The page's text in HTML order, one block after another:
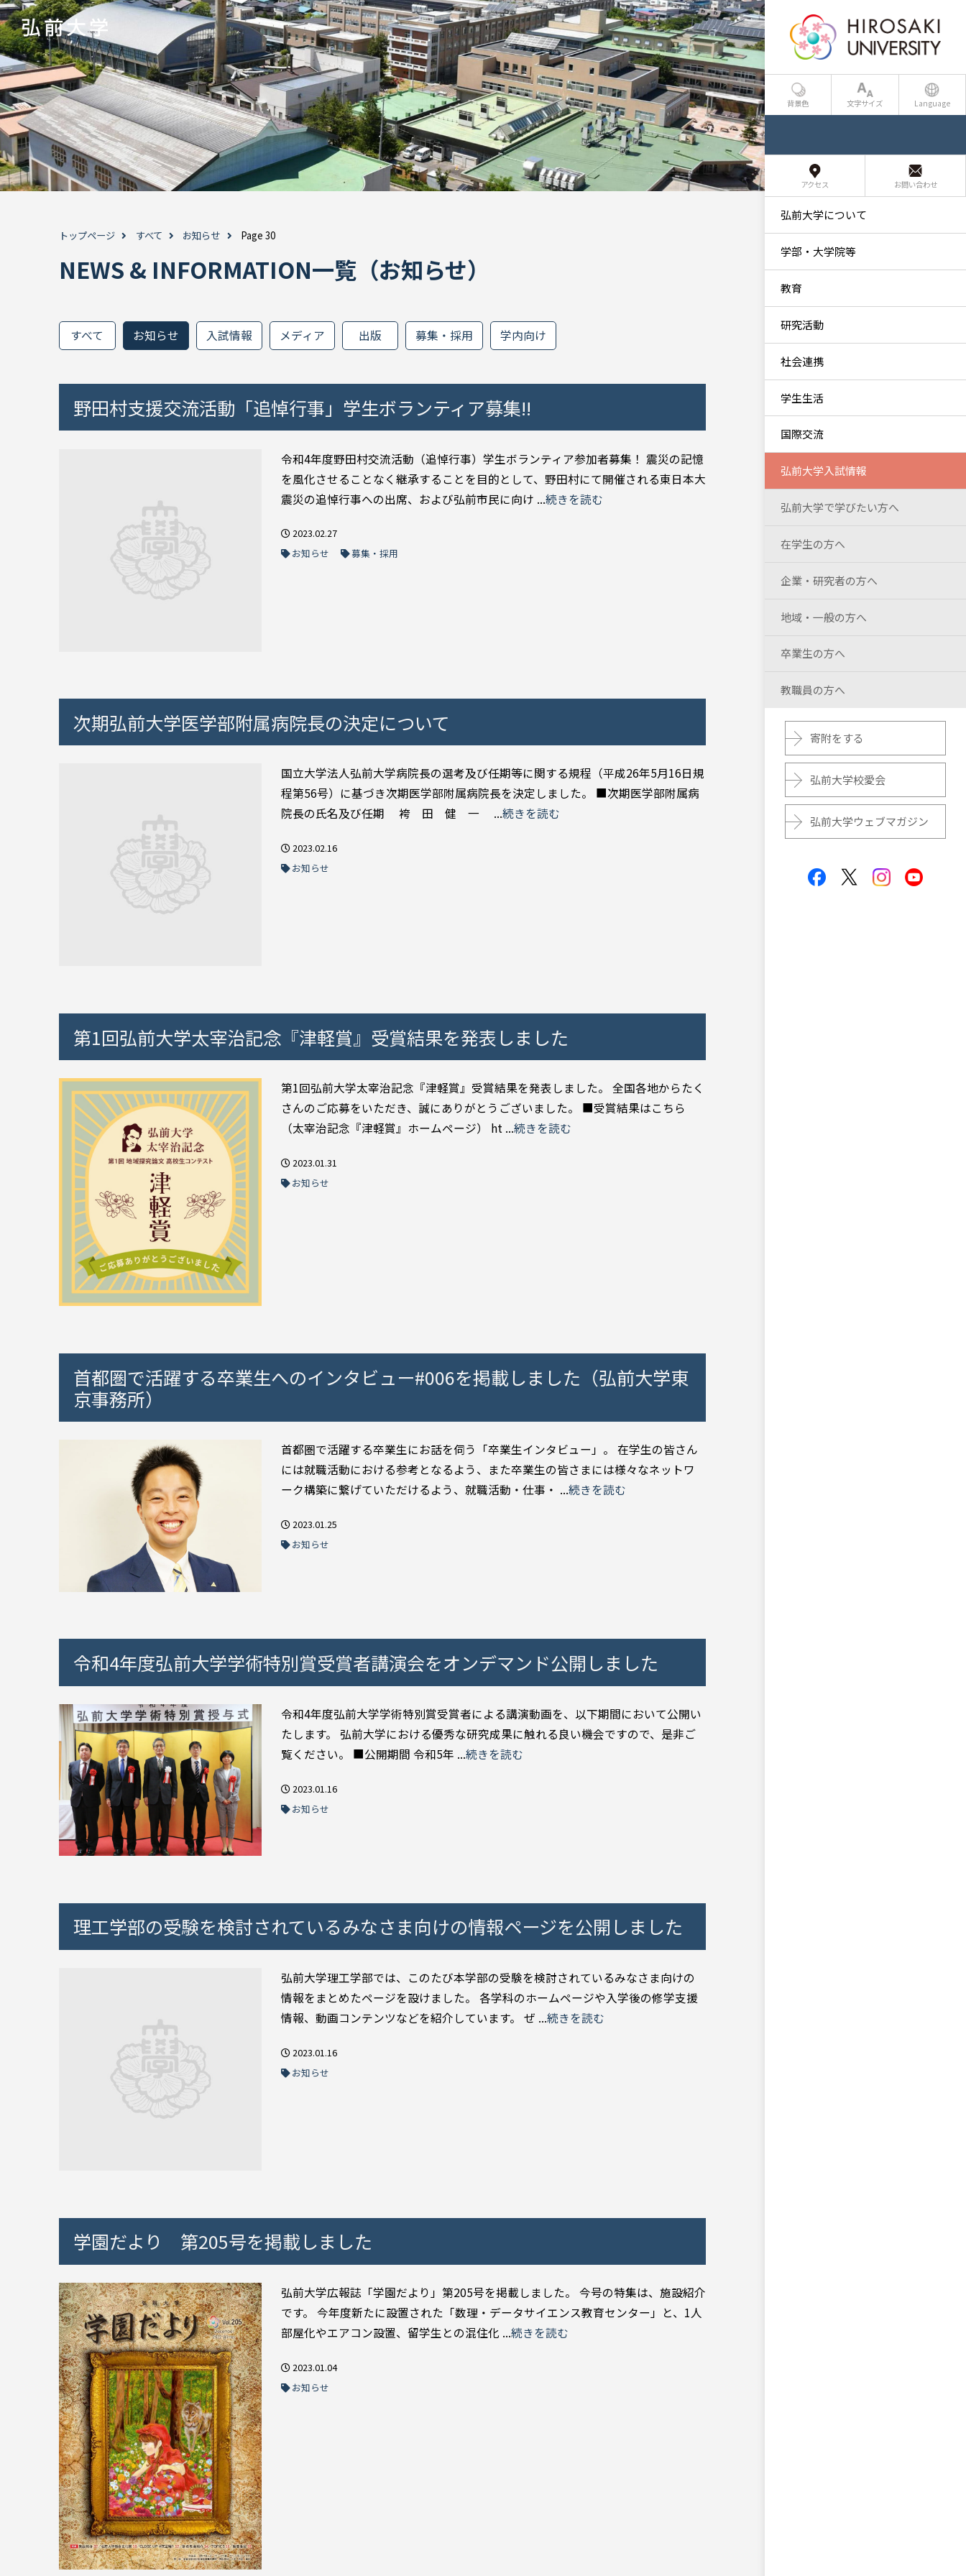
トップページ すべて お知らせ Page 30
NEWS & INFORMATION一覧（お知らせ）
すべて お知らせ 入試情報 メディア 出版 募集・採用 学内向け
野田村支援交流活動「追悼行事」学生ボランティア募集!!
令和4年度野田村交流活動（追悼行事）学生ボランティア参加者募集！ 震災の記憶
を風化させることなく継承することを目的として、野田村にて開催される東日本大
震災の追悼行事への出席、および弘前市民に向け ...続きを読む
2023.02.27
お知らせ
募集・採用
次期弘前大学医学部附属病院長の決定について
国立大学法人弘前大学病院長の選考及び任期等に関する規程（平成26年5月16日規
程第56号）に基づき次期医学部附属病院長を決定しました。 ■次期医学部附属病
院長の氏名及び任期 袴 田 健 一 ...続きを読む
2023.02.16
お知らせ
第1回弘前大学太宰治記念『津軽賞』受賞結果を発表しました
第1回弘前大学太宰治記念『津軽賞』受賞結果を発表しました。 全国各地からたく
さんのご応募をいただき、誠にありがとうございました。 ■受賞結果はこちら
（太宰治記念『津軽賞』ホームページ） ht ...続きを読む
2023.01.31
お知らせ
首都圏で活躍する卒業生へのインタビュー#006を掲載しました（弘前大学東
京事務所）
首都圏で活躍する卒業生にお話を伺う「卒業生インタビュー」。 在学生の皆さん
には就職活動における参考となるよう、また卒業生の皆さまには様々なネットワ
ーク構築に繋げていただけるよう、就職活動・仕事・ ...続きを読む
2023.01.25
お知らせ
令和4年度弘前大学学術特別賞受賞者講演会をオンデマンド公開しました
令和4年度弘前大学学術特別賞受賞者による講演動画を、以下期間において公開い
たします。 弘前大学における優秀な研究成果に触れる良い機会ですので、是非ご
覧ください。 ■公開期間 令和5年 ...続きを読む
2023.01.16
お知らせ
理工学部の受験を検討されているみなさま向けの情報ページを公開しました
弘前大学理工学部では、このたび本学部の受験を検討されているみなさま向けの
情報をまとめたページを設けました。 各学科のホームページや入学後の修学支援
情報、動画コンテンツなどを紹介しています。 ぜ ...続きを読む
2023.01.16
お知らせ
学園だより 第205号を掲載しました
弘前大学広報誌「学園だより」第205号を掲載しました。 今号の特集は、施設紹介
です。 今年度新たに設置された「数理・データサイエンス教育センター」と、1人
部屋化やエアコン設置、留学生との混住化 ...続きを読む
2023.01.04
お知らせ
背景色 文字サイズ Language
アクセス お問い合わせ
弘前大学について
学部・大学院等
教育
研究活動
社会連携
学生生活
国際交流
弘前大学入試情報
弘前大学で学びたい方へ
在学生の方へ
企業・研究者の方へ
地域・一般の方へ
卒業生の方へ
教職員の方へ
寄附をする
弘前大学校愛会
弘前大学ウェブマガジン